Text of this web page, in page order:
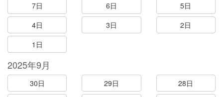
7日
6日
5日
4日
3日
2日
1日
2025年9月
30日 29日
28日